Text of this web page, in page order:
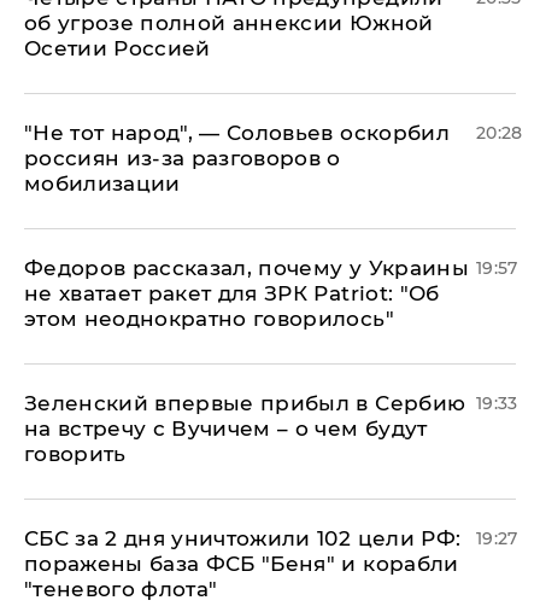
об угрозе полной аннексии Южной
Осетии Россией
​"Не тот народ", — Соловьев оскорбил
россиян из-за разговоров о
мобилизации
20:28
Федоров рассказал, почему у Украины
не хватает ракет для ЗРК Patriot: "Об
этом неоднократно говорилось"
19:57
Зеленский впервые прибыл в Сербию
на встречу с Вучичем – о чем будут
говорить
19:33
СБС за 2 дня уничтожили 102 цели РФ:
поражены база ФСБ "Беня" и корабли
"теневого флота"
19:27